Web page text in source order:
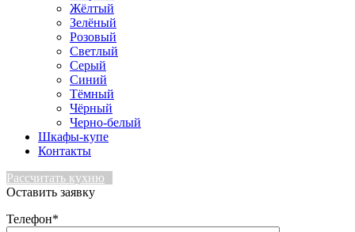
Жёлтый
Зелёный
Розовый
Светлый
Серый
Синий
Тёмный
Чёрный
Черно-белый
Шкафы-купе
Контакты
Рассчитать кухню
Оставить заявку
Телефон*